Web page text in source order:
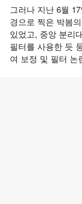
그러나 지난 6월
경으로 찍은 박봄
있었고, 중앙 분리
필터를 사용한 듯
여 보정 및 필터 논